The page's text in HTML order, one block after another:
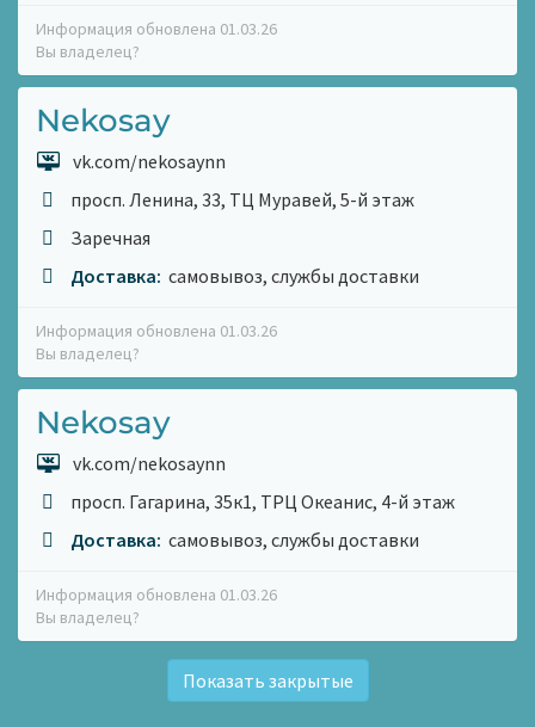
Информация обновлена 01.03.26
Вы владелец?
Nekosay
vk.com/nekosaynn
просп. Ленина, 33, ТЦ Муравей, 5-й этаж
Заречная
Доставка: самовывоз, службы доставки
Информация обновлена 01.03.26
Вы владелец?
Nekosay
vk.com/nekosaynn
просп. Гагарина, 35к1, ТРЦ Океанис, 4-й этаж
Доставка: самовывоз, службы доставки
Информация обновлена 01.03.26
Вы владелец?
Показать закрытые